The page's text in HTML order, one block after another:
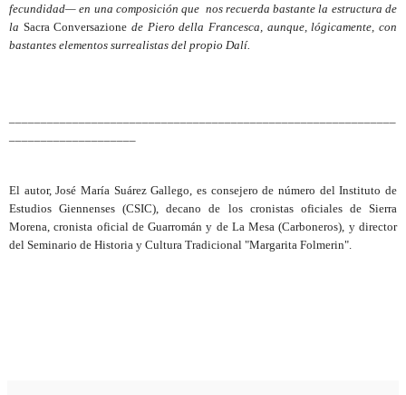
fecundidad— en una composición que nos recuerda bastante la estructura de
la Sacra Conversazione de Piero della Francesca, aunque, lógicamente, con
bastantes elementos surrealistas del propio Dalí.
El autor, José María Suárez Gallego, es consejero de número del Instituto de
Estudios Giennenses (CSIC), decano de los cronistas oficiales de Sierra
Morena, cronista oficial de Guarromán y de La Mesa (Carboneros), y director
del Seminario de Historia y Cultura Tradicional "Margarita Folmerin".